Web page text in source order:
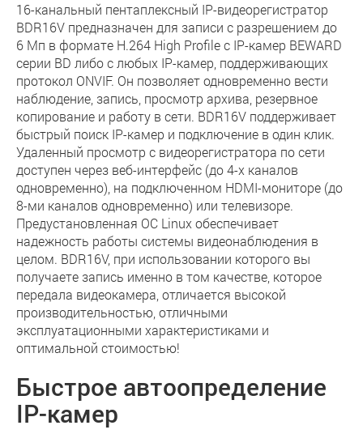
16-канальный пентаплексный IP-видеорегистратор
BDR16V предназначен для записи с разрешением до
6 Мп в формате H.264 High Profile с IP-камер BEWARD
серии BD либо с любых IP-камер, поддерживающих
протокол ONVIF. Он позволяет одновременно вести
наблюдение, запись, просмотр архива, резервное
копирование и работу в сети. BDR16V поддерживает
быстрый поиск IP-камер и подключение в один клик.
Удаленный просмотр с видеорегистратора по сети
доступен через веб-интерфейс (до 4-х каналов
одновременно), на подключенном HDMI-мониторе (до
8-ми каналов одновременно) или телевизоре.
Предустановленная ОС Linux обеспечивает
надежность работы системы видеонаблюдения в
целом. BDR16V, при использовании которого вы
получаете запись именно в том качестве, которое
передала видеокамера, отличается высокой
производительностью, отличными
эксплуатационными характеристиками и
оптимальной стоимостью!
Быстрое автоопределение
IP-камер